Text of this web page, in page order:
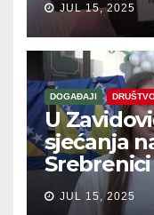
JUL 15, 2025
DOGAĐAJI
U
sjećanja
Srebrenici
JUL 15, 2025